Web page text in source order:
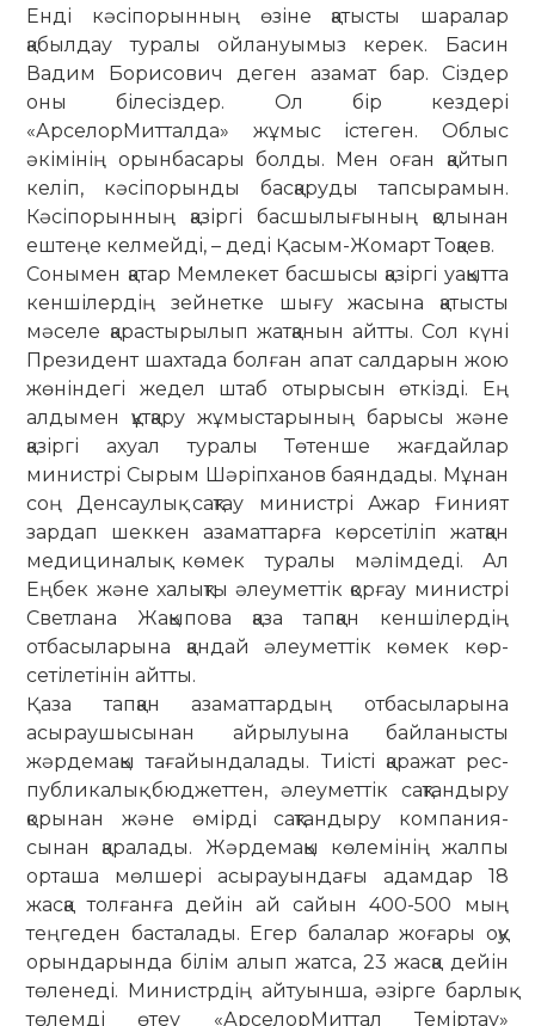
Енді кәсіп­орынның өзіне қатысты шаралар
қабылдау туралы ойлануымыз ке­рек. Басин
Вадим Борисович деген азамат бар. Сіздер
оны білесіздер. Ол бір кездері
«АрселорМитталда» жұмыс істеген. Облыс
әкімінің орынбасары болды. Мен оған қайтып
келіп, кәсіпорынды басқаруды тап­сырамын.
Кәсіпорынның қазіргі бас­шылығының қолынан
ештеңе келмейді, – деді Қасым-Жомарт Тоқаев.
Сонымен қатар Мемлекет бас­шысы қазіргі уақытта
кеншілердің зейнетке шығу жасына қатысты
мәселе қарастырылып жатқанын айтты. Сол күні
Президент шахтада болған апат салдарын жою
жөніндегі жедел штаб отырысын өткізді. Ең
алдымен құтқару жұмыстарының барысы және
қазіргі ахуал туралы Төтенше жағдайлар
министрі Сырым Шәріпханов баяндады. Мұнан
соң Денсаулық сақтау министрі Ажар Ғиният
зардап шеккен азаматтарға көрсетіліп жатқан
медициналық көмек туралы мәлімдеді. Ал
Еңбек және халықты әлеуметтік қорғау министрі
Светлана Жақыпова қаза тапқан кеншілердің
отбасыларына қандай әлеуметтік көмек көр­
сетілетінін айтты.
Қаза тапқан азаматтардың от­ба­­сыларына
асыраушысынан ай­ры­луына байланысты
жәрде­мақы тағайындалады. Тиісті қаражат рес­
публикалық бюджет­тен, әлеу­меттік сақтандыру
қорынан және өмірді сақтандыру компания­
сынан қаралады. Жәрдемақы көле­мі­нің жалпы
орташа мөлшері асырауын­дағы адамдар 18
жасқа толғанға дейін ай сайын 400-500 мың
теңгеден басталады. Егер балалар жоғары оқу
орындарында білім алып жатса, 23 жасқа дейін
төленеді. Министрдің айтуынша, әзірге барлық
төлемді өтеу «АрселорМиттал Теміртау»